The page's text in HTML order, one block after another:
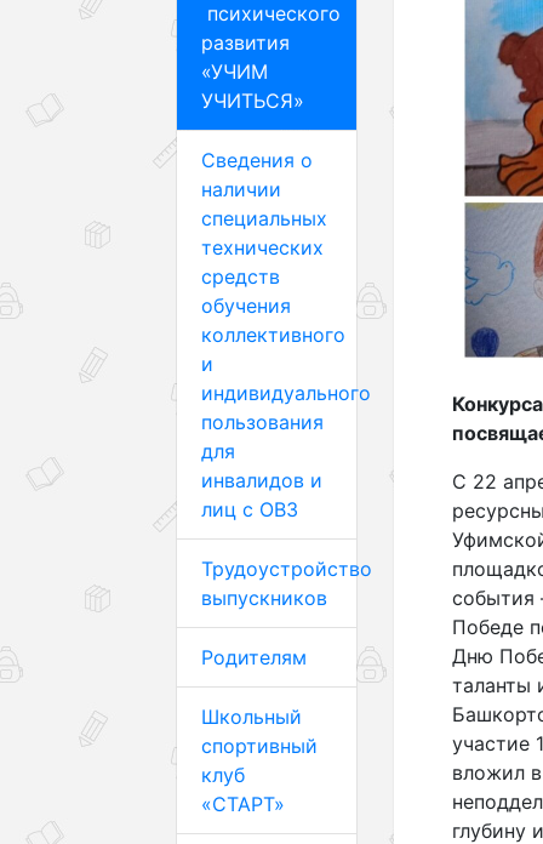
психического
развития
«УЧИМ
УЧИТЬСЯ»
Сведения о
наличии
специальных
технических
средств
обучения
коллективного
и
индивидуального
пользования
для
инвалидов и
лиц с ОВЗ
Трудоустройство
выпускников
Родителям
Школьный
спортивный
клуб
«СТАРТ»
С 22
события
Победе
Дню
таланты
участие
вложил
глубину